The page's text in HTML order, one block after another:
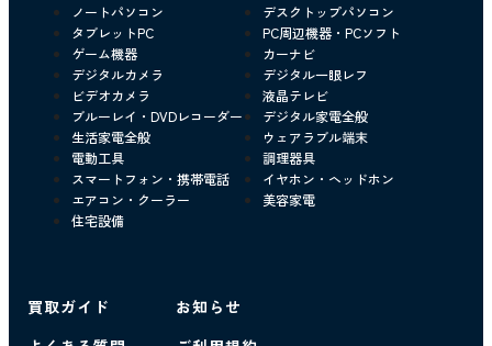
ノートパソコン
デスクトップパソコン
タブレットPC
PC周辺機器・PCソフト
ゲーム機器
カーナビ
デジタルカメラ
デジタル一眼レフ
ビデオカメラ
液晶テレビ
ブルーレイ・DVDレコーダー
デジタル家電全般
生活家電全般
ウェアラブル端末
電動工具
調理器具
スマートフォン・携帯電話
イヤホン・ヘッドホン
エアコン・クーラー
美容家電
住宅設備
買取ガイド
お知らせ